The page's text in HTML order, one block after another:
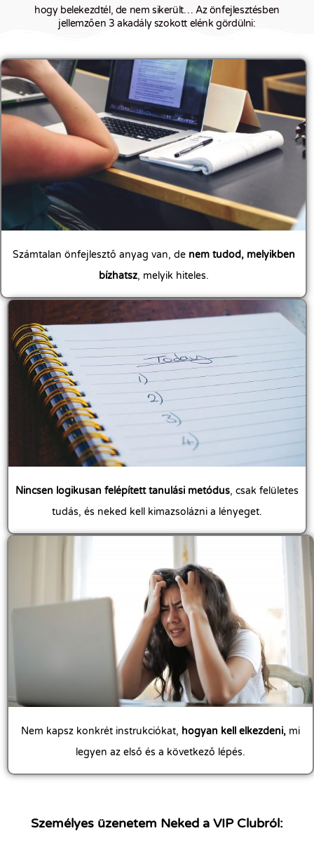
hogy belekezdtél, de nem sikerült… Az önfejlesztésben
jellemzően 3 akadály szokott elénk gördülni:
Számtalan önfejlesztő anyag van, denem tudod, melyikben
bízhatsz, melyik hiteles.
Nincsen logikusan felépített tanulási metódus, csak felületes
tudás, és neked kell kimazsolázni a lényeget.
Nem kapsz konkrét instrukciókat, hogyan kell elkezdeni, mi
legyen az első és a következő lépés.
Személyes üzenetem Neked a VIP Clubról: